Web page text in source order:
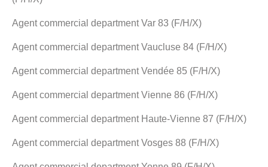
Agent commercial department Var 83 (F/H/X)
Agent commercial department Vaucluse 84 (F/H/X)
Agent commercial department Vendée 85 (F/H/X)
Agent commercial department Vienne 86 (F/H/X)
Agent commercial department Haute-Vienne 87 (F/H/X)
Agent commercial department Vosges 88 (F/H/X)